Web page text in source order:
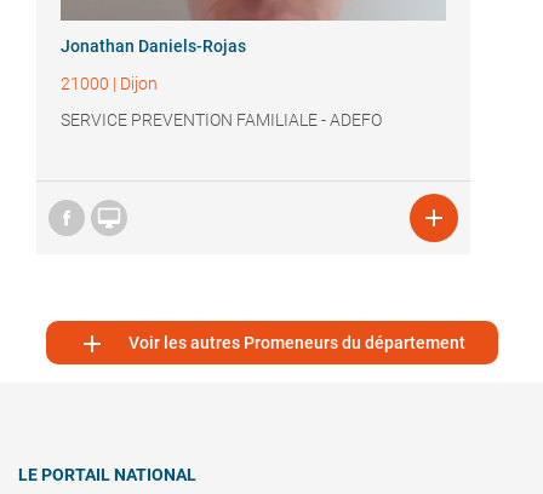
Jonathan Daniels-Rojas
21000 | Dijon
SERVICE PREVENTION FAMILIALE - ADEFO
 
 Voir les autres Promeneurs du département
LE PORTAIL NATIONAL